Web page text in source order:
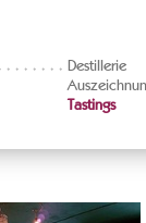
Destillerie
Tastings